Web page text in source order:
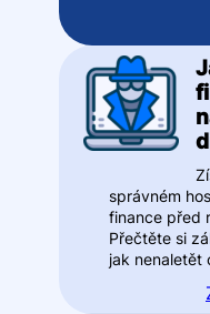
správném
finance před
Přečtěte si
jak nenaletět